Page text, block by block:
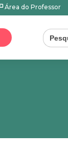
Área do Professor
Search
for: